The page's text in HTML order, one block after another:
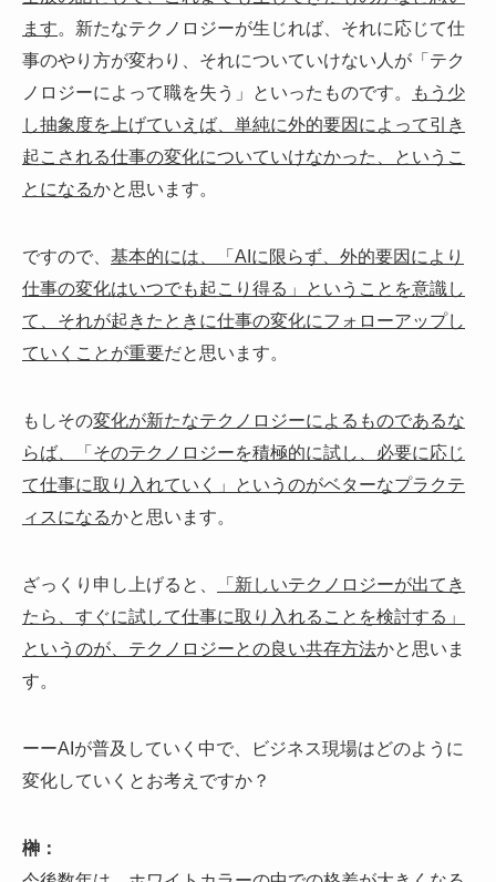
ます。新たなテクノロジーが生じれば、それに応じて仕
事のやり方が変わり、それについていけない人が「テク
ノロジーによって職を失う」といったものです。
もう少
し抽象度を上げていえば、単純に外的要因によって引き
起こされる仕事の変化についていけなかった、というこ
とになるかと思います。
ですので、 基本的には、「AIに限らず、外的要因により
仕事の変化はいつでも起こり得る」ということを意識し
て、それが起きたときに仕事の変化にフォローアップし
ていくことが重要だと思います。
もしその変化が新たなテクノロジーによるものであるな
らば、「そのテクノロジーを積極的に試し、必要に応じ
て仕事に取り入れていく」というのがベターなプラクテ
ィスになるかと思います。
ざっくり申し上げると、
「新しいテクノロジーが出てき
たら、すぐに試して仕事に取り入れることを検討する」
というのが、テクノロジーとの良い共存方法かと思いま
す。
ーーAIが普及していく中で、ビジネス現場はどのように
変化していくとお考えですか？
榊：